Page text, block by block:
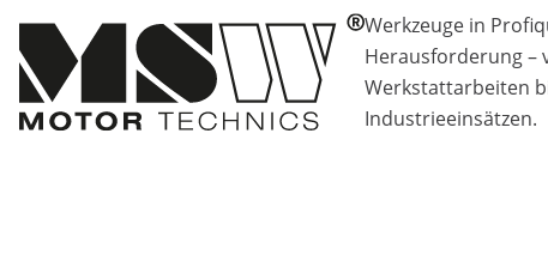
Werkzeuge in
Herausforderung –
Werkstattarbeiten
Industrieeinsätzen.